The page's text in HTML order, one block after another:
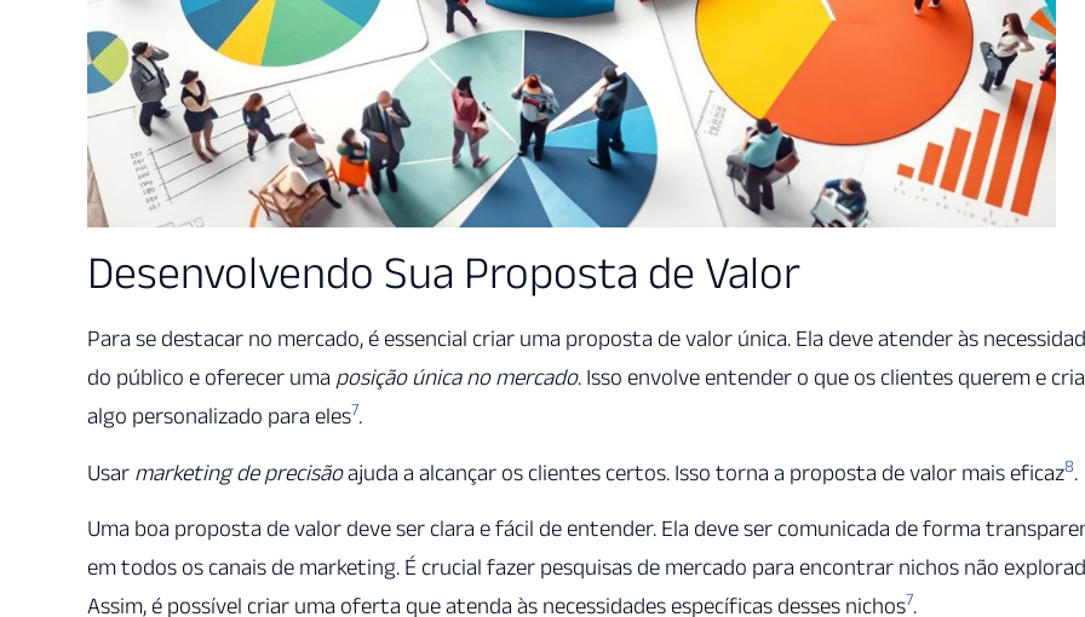
Desenvolvendo Sua Proposta de Valor
Para se destacar no mercado, é essencial criar uma proposta de valor única. Ela deve atender às
do público e oferecer uma posição única no mercado. Isso envolve entender o que os clientes querem e
algo personalizado para eles7.
Usar marketing de precisãoajuda a alcançar os clientes certos. Isso torna a proposta de valor mais eficaz8.
Uma boa proposta de valor deve ser clara e fácil de entender. Ela deve ser comunicada de forma
em todos os canais de marketing. É crucial fazer pesquisas de mercado para encontrar nichos não
Assim, é possível criar uma oferta que atenda às necessidades específicas desses nichos7.